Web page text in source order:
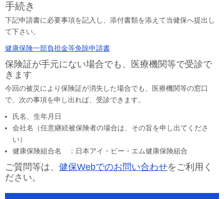
手続き
下記申請書に必要事項を記入し、添付書類を添えて当健保へ提出し
て下さい。
健康保険一部負担金等免除申請書
保険証が手元にない場合でも、医療機関等で受診で
きます
今回の被災により保険証が消失した場合でも、医療機関等の窓口
で、次の事項を申し出れば、受診できます。
氏名、生年月日
会社名（任意継続被保険者の場合は、その旨を申し出てくださ
い）
健康保険組合名 ：日本アイ・ビー・エム健康保険組合
ご質問等は、 健保Webでのお問い合わせをご利用く
ださい。